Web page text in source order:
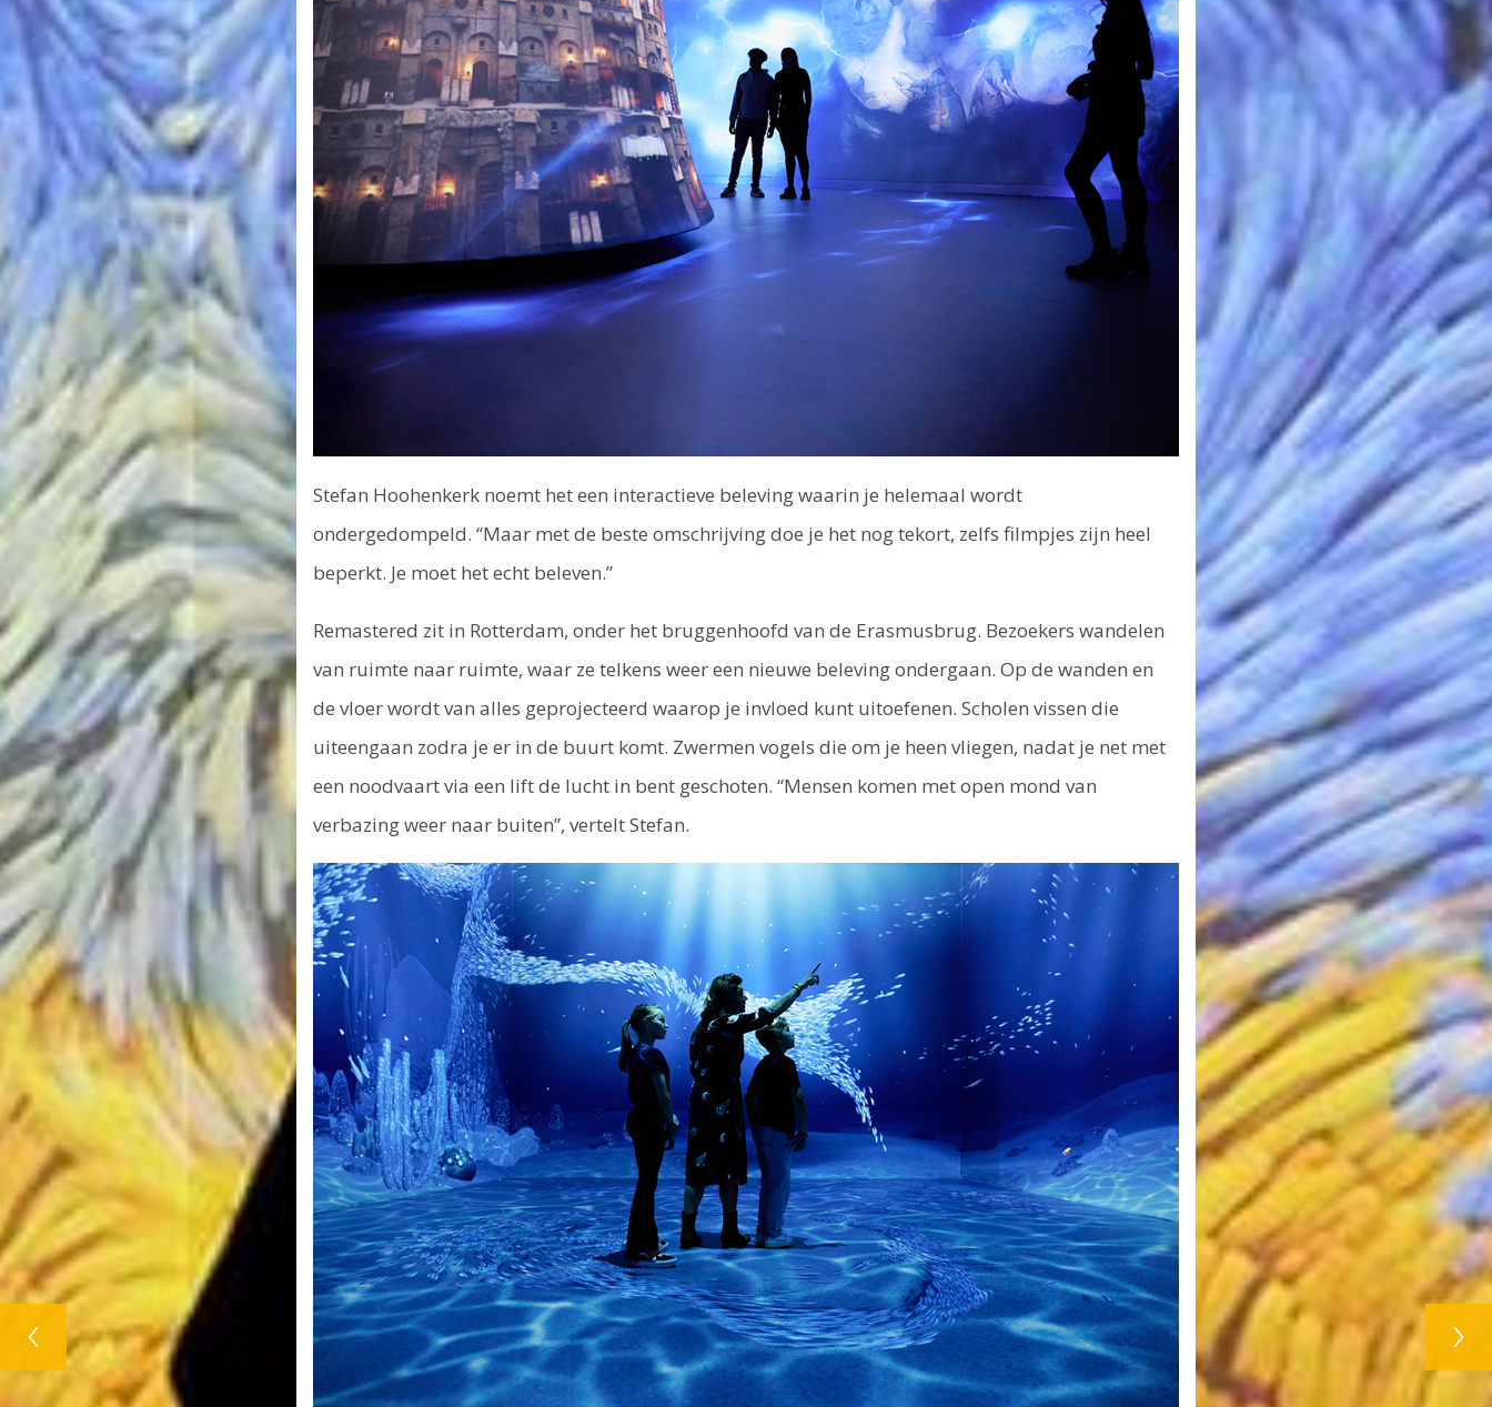
Stefan Hoohenkerk noemt het een interactieve beleving waarin je helemaal wordt
ondergedompeld. “Maar met de beste omschrijving doe je het nog tekort, zelfs filmpjes zijn heel
beperkt. Je moet het echt beleven.”
Remastered zit in Rotterdam, onder het bruggenhoofd van de Erasmusbrug. Bezoekers wandelen
van ruimte naar ruimte, waar ze telkens weer een nieuwe beleving ondergaan. Op de wanden en
de vloer wordt van alles geprojecteerd waarop je invloed kunt uitoefenen. Scholen vissen die
uiteengaan zodra je er in de buurt komt. Zwermen vogels die om je heen vliegen, nadat je net met
een noodvaart via een lift de lucht in bent geschoten. “Mensen komen met open mond van
verbazing weer naar buiten”, vertelt Stefan.